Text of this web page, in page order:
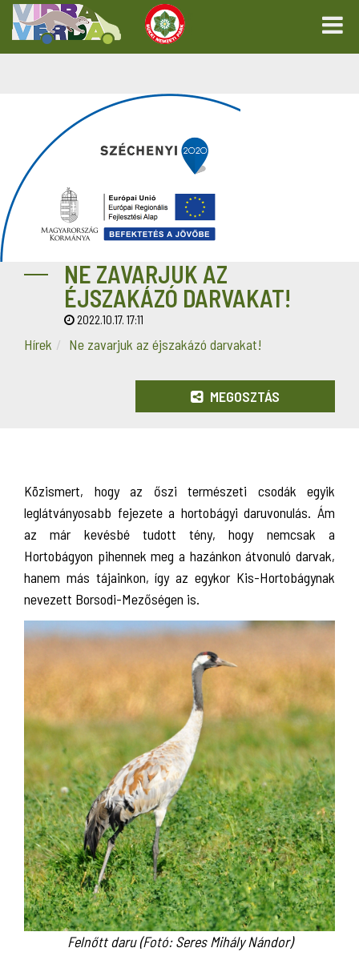
NE ZAVARJUK AZ
ÉJSZAKÁZÓ DARVAKAT!
2022.10.17. 17:11
Hírek Ne zavarjuk az éjszakázó darvakat!
MEGOSZTÁS
Közismert, hogy az őszi természeti csodák egyik
leglátványosabb fejezete a hortobágyi daruvonulás. Ám
az már kevésbé tudott tény, hogy nemcsak a
Hortobágyon pihennek meg a hazánkon átvonuló darvak,
hanem más tájainkon, így az egykor Kis-Hortobágynak
nevezett Borsodi-Mezőségen is.
Felnőtt daru (Fotó: Seres Mihály Nándor)